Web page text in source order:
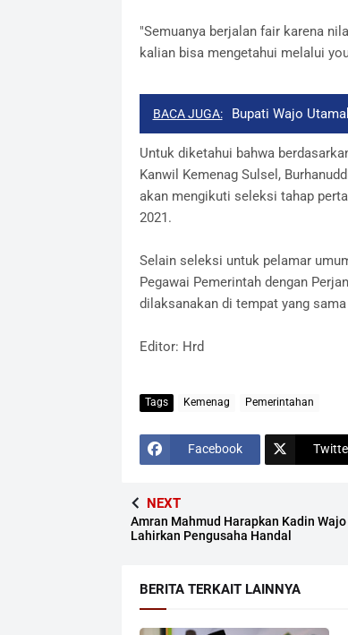
"Semuanya berjalan fair karena
kalian bisa mengetahui melalui
BACA JUGA: Bupati Wajo
Untuk diketahui bahwa
Kanwil Kemenag Sulsel,
akan mengikuti seleksi tahap
2021.
Selain seleksi untuk pelamar
Pegawai Pemerintah dengan
dilaksanakan di tempat yang
Editor: Hrd
Tags Kemenag Pemerintahan
Facebook
NEXT
Amran Mahmud Harapkan Kadin Wajo
Lahirkan Pengusaha Handal
BERITA TERKAIT LAINNYA